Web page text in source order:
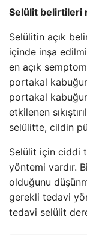
Selülit belirtileri
Selülitin açık
içinde inşa
en açık
portakal
portakal
etkilenen
selülitte, cildin
Selülit için ciddi
yöntemi vardır.
olduğunu
gerekli tedavi
tedavi selülit